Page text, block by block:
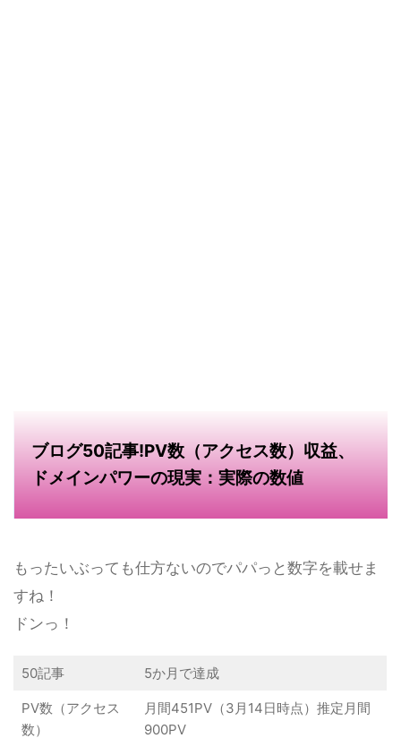
ブログ50記事!PV数（アクセス数）収益、
ドメインパワーの現実：実際の数値
もったいぶっても仕方ないのでパパっと数字を載せま
すね！
ドンっ！
50記事 5か月で達成
PV数（アクセス
数）
月間451PV（3月14日時点）推定月間
900PV